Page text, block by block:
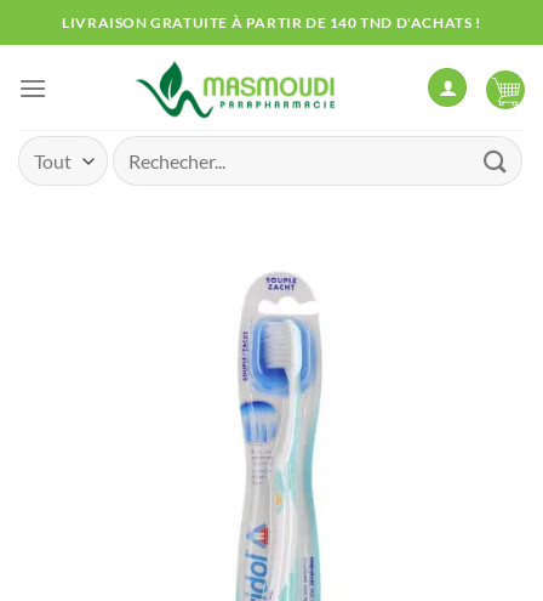
au
contenu
LIVRAISON GRATUITE À PARTIR DE 140 TND D'ACHATS !
Recherche
pour :